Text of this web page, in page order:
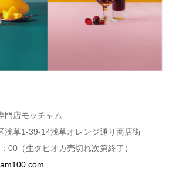
門店モッチャム
浅草1-39-14浅草オレンジ通り商店街
00（生タピオカ売切れ次第終了）